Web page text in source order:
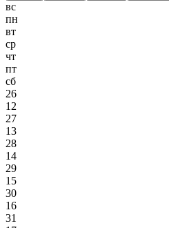
вс
пн
вт
ср
чт
пт
сб
26
12
27
13
28
14
29
15
30
16
31